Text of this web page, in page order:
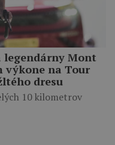
legendárny Mont
výkone na Tour
dresu
10 kilometrov